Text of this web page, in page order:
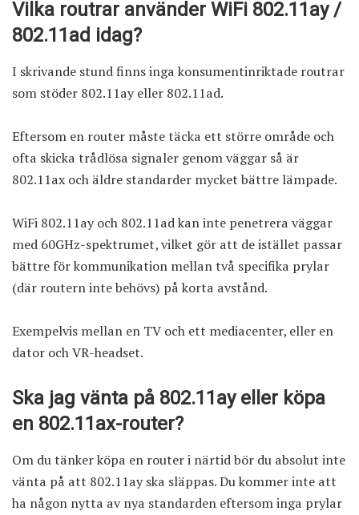
Vilka routrar använder WiFi 802.11ay /
802.11ad idag?
I skrivande stund finns inga konsumentinriktade routrar
som stöder 802.11ay eller 802.11ad.
Eftersom en router måste täcka ett större område och
ofta skicka trådlösa signaler genom väggar så är
802.11ax och äldre standarder mycket bättre lämpade.
WiFi 802.11ay och 802.11ad kan inte penetrera väggar
med 60GHz-spektrumet, vilket gör att de istället passar
bättre för kommunikation mellan två specifika prylar
(där routern inte behövs) på korta avstånd.
Exempelvis mellan en TV och ett mediacenter, eller en
dator och VR-headset.
Ska jag vänta på 802.11ay eller köpa
en 802.11ax-router?
Om du tänker köpa en router i närtid bör du absolut inte
vänta på att 802.11ay ska släppas. Du kommer inte att
ha någon nytta av nya standarden eftersom inga prylar